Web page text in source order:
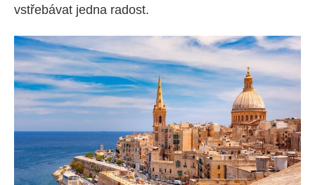
vstřebávat jedna radost.